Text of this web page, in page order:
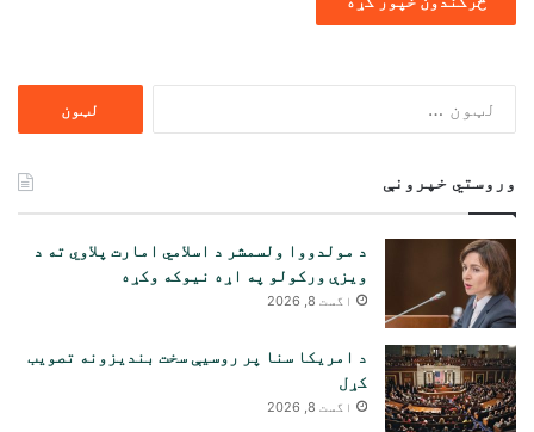
وروستي خپرونې
د مولدووا ولسمشر د اسلامي امارت پلاوي ته د
ویزې ورکولو په اړه نیوکه وکړه
اگست 8, 2026
د امریکا سنا پر روسیې سخت بندیزونه تصویب
کړل
اگست 8, 2026